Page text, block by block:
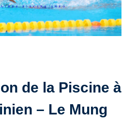
de la Piscine à
– Le Mung